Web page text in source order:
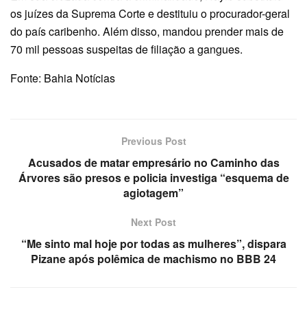
os juízes da Suprema Corte e destituiu o procurador-geral
do país caribenho. Além disso, mandou prender mais de
70 mil pessoas suspeitas de filiação a gangues.
Fonte: Bahia Notícias
Previous Post
Acusados de matar empresário no Caminho das
Árvores são presos e policia investiga “esquema de
agiotagem”
Next Post
“Me sinto mal hoje por todas as mulheres”, dispara
Pizane após polêmica de machismo no BBB 24